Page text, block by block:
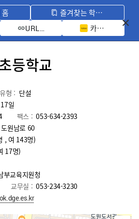
즐겨찾는 학교 모아보기
URL 복사 카카오톡 공유
등학교
형 : 단설
일
팩스 : 053-634-2393
원남로 60
, 여 143명)
17명)
부교육지원청
교무실 : 053-234-3230